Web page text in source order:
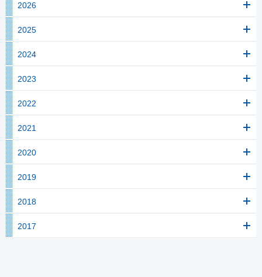
2026
2025
2024
2023
2022
2021
2020
2019
2018
2017